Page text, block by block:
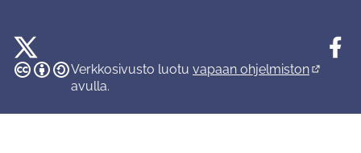
Creative Commons -lisenssi
(Ulkoinen linkki)Verkkosivusto luotu vapaan ohjelmiston
avulla.
Tuusulan osallistumisalusta X-palvelussa
(Ulkoinen linkki)